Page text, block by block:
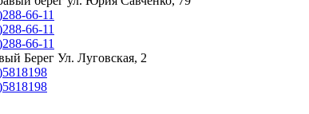
66-11
66-11
66-11
Берег Ул. Луговская, 2